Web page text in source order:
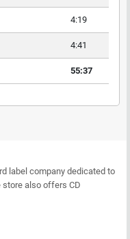
4:19
4:41
55:37
label company dedicated to
store also offers CD